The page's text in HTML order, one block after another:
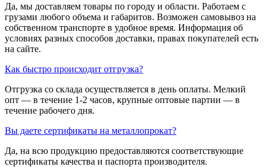
Да, мы доставляем товары по городу и области. Работаем с
грузами любого объема и габаритов. Возможен самовывоз на
собственном транспорте в удобное время. Информация об
условиях разных способов доставки, правах покупателей есть
на сайте.
Как быстро происходит отгрузка?
Отгрузка со склада осуществляется в день оплаты. Мелкий
опт — в течение 1-2 часов, крупные оптовые партии — в
течение рабочего дня.
Вы даете сертификаты на металлопрокат?
Да, на всю продукцию предоставляются соответствующие
сертификаты качества и паспорта производителя.